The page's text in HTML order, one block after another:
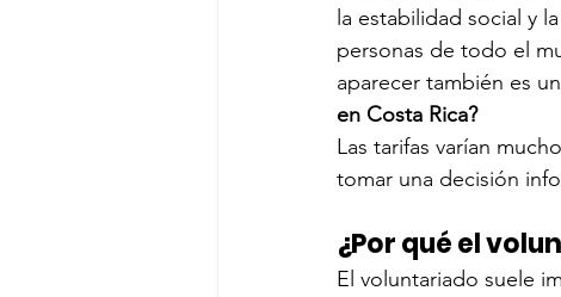
la estabilidad social y
personas de todo el
aparecer también es
en Costa Rica?
Las tarifas varían
tomar una decisión
¿Por qué el
El voluntariado suele